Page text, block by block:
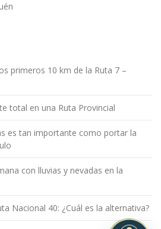
primeros 10 km de la Ruta 7 –
total en una Ruta Provincial
es tan importante como portar la
con lluvias y nevadas en la
Nacional 40: ¿Cuál es la alternativa?